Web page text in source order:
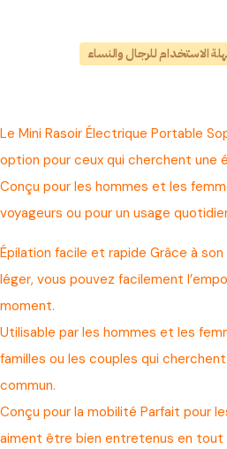
الاستخدام للرجال والنساء
Le Mini Rasoir Électrique Portable
option pour ceux qui cherchent une
Conçu pour les hommes et les
voyageurs ou pour un usage
Épilation facile et rapide Grâce à
léger, vous pouvez facilement
moment.
Utilisable par les hommes et les
familles ou les couples qui
commun.
Conçu pour la mobilité Parfait pour
aiment être bien entretenus en tout